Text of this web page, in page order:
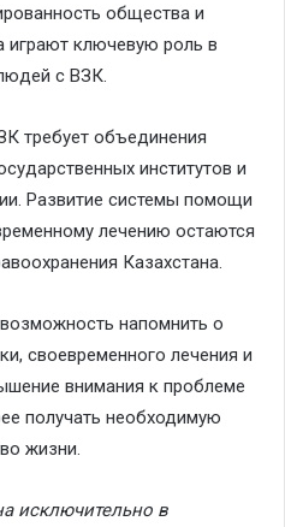
общества и
играют ключевую роль в
с ВЗК.
требует объединения
институтов и
Развитие системы помощи
лечению остаются
Казахстана.
напомнить о
своевременного лечения и
внимания к проблеме
получать необходимую
жизни.
исключительно в